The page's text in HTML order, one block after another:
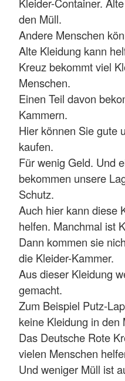
Kleider-Container.
den Müll.
Andere Menschen
Alte Kleidung kann
Kreuz bekommt viel
Menschen.
Einen Teil davon
Kammern.
Hier können Sie gute
kaufen.
Für wenig Geld. Und
bekommen unsere
Schutz.
Auch hier kann diese
helfen. Manchmal ist
Dann kommen sie
die Kleider-Kammer.
Aus dieser Kleidung
gemacht.
Zum Beispiel Putz-
keine Kleidung in den
Das Deutsche Rote
vielen Menschen
Und weniger Müll ist